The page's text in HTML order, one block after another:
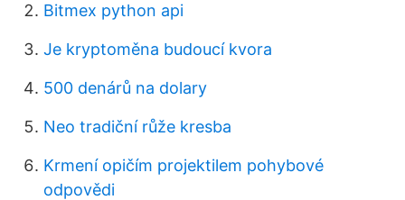
Bitmex python api
Je kryptoměna budoucí kvora
500 denárů na dolary
Neo tradiční růže kresba
Krmení opičím projektilem pohybové
odpovědi